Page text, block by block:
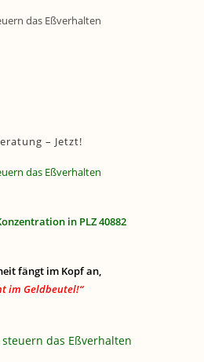
– Jetzt!
in PLZ 40882
fängt im Kopf an,
im Geldbeutel!“